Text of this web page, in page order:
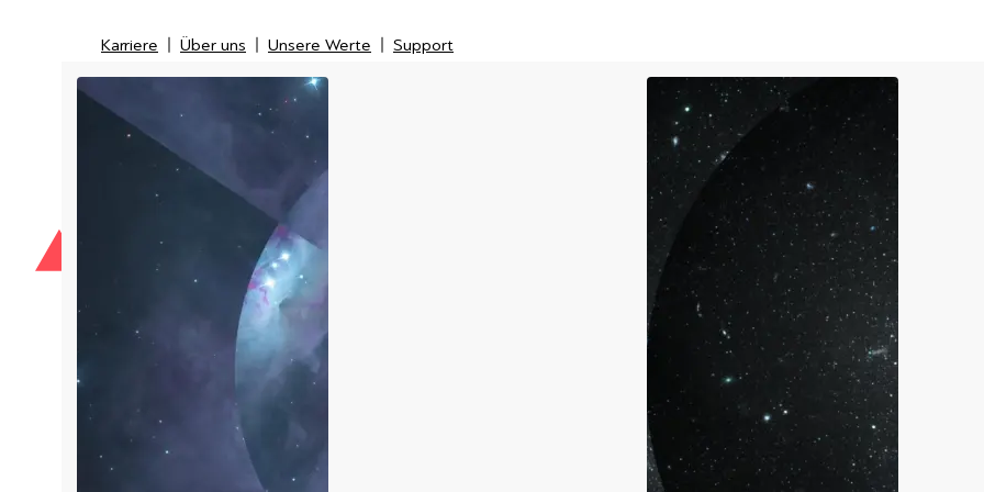
Karriere Über uns Unsere Werte Support
Karriere
Über uns
Unsere Werte
IT-Security
IT-Messtechnik
Managed Service Provider
Kunden